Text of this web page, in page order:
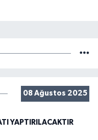
08 Ağustos 2025
YAPTIRILACAKTIR